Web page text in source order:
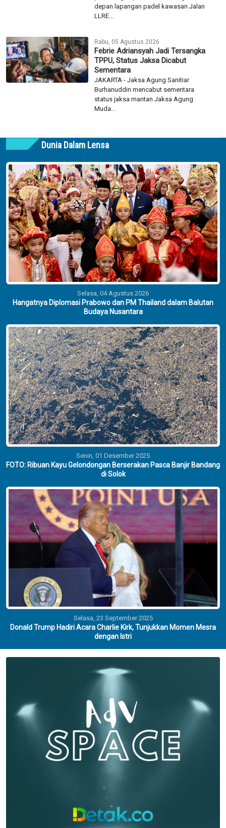
depan lapangan padel kawasan Jalan
LLRE...
Rabu, 05 Agustus 2026
Febrie Adriansyah Jadi Tersangka
TPPU, Status Jaksa Dicabut
Sementara
JAKARTA - Jaksa Agung Sanitiar
Burhanuddin mencabut sementara
status jaksa mantan Jaksa Agung
Muda...
Dunia Dalam Lensa
Selasa, 04 Agustus 2026
Hangatnya Diplomasi Prabowo dan PM Thailand dalam Balutan
Budaya Nusantara
Senin, 01 Desember 2025
FOTO: Ribuan Kayu Gelondongan Berserakan Pasca Banjir Bandang
di Solok
Selasa, 23 September 2025
Donald Trump Hadiri Acara Charlie Kirk, Tunjukkan Momen Mesra
dengan Istri